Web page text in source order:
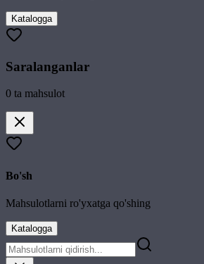
Katalogga
Saralanganlar
0 ta mahsulot
Bo'sh
Mahsulotlarni ro'yxatga qo'shing
Katalogga